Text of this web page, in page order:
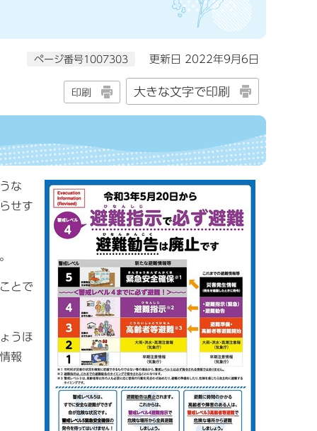
ページ番号1007303 更新日 2022年9月6日
印刷 大きな文字で印刷
うな
せす
とで
うほ
報